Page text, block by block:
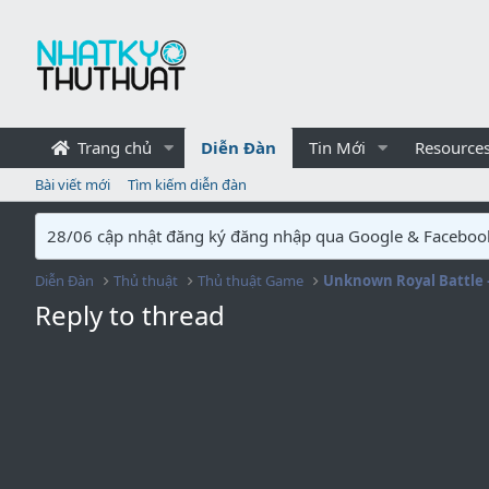
Trang chủ Diễn Đàn Tin Mới
Bài viết mới Tìm kiếm diễn đàn
28/06 cập nhật đăng ký đăng nhập qua Google &
Diễn Đàn Thủ thuật Thủ thuật Game
Reply to thread